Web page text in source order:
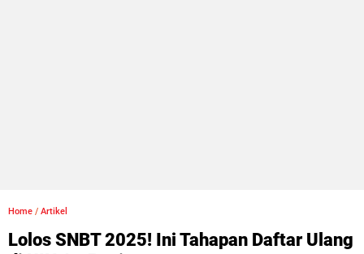
Home / Artikel
Lolos SNBT 2025! Ini Tahapan Daftar Ulang